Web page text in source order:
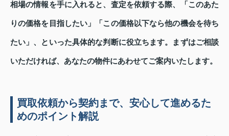
相場の情報を手に入れると、査定を依頼する際、「このあた
りの価格を目指したい」「この価格以下なら他の機会を待ち
たい」、といった具体的な判断に役立ちます。まずはご相談
いただければ、あなたの物件にあわせてご案内いたします。
買取依頼から契約まで、安心して進めるた
めのポイント解説